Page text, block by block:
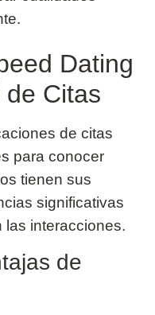
Dating
de Citas
de citas
para conocer
tienen sus
significativas
las interacciones.
de